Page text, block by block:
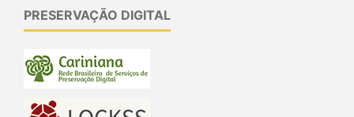
PRESERVAÇÃO DIGITAL